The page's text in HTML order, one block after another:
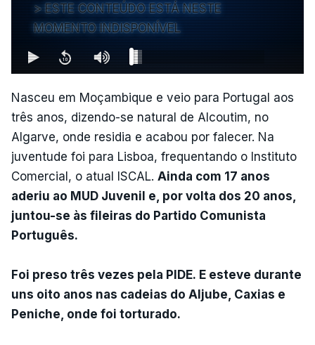
ESTE CONTEÚDO ESTÁ NESTE
MOMENTO INDISPONÍVEL
Nasceu em Moçambique e veio para Portugal aos
três anos, dizendo-se natural de Alcoutim, no
Algarve, onde residia e acabou por falecer. Na
juventude foi para Lisboa, frequentando o Instituto
Comercial, o atual ISCAL. Ainda com 17 anos
aderiu ao MUD Juvenil e, por volta dos 20 anos,
juntou-se às fileiras do Partido Comunista
Português.
Foi preso três vezes pela PIDE. E esteve durante
uns oito anos nas cadeias do Aljube, Caxias e
Peniche, onde foi torturado.